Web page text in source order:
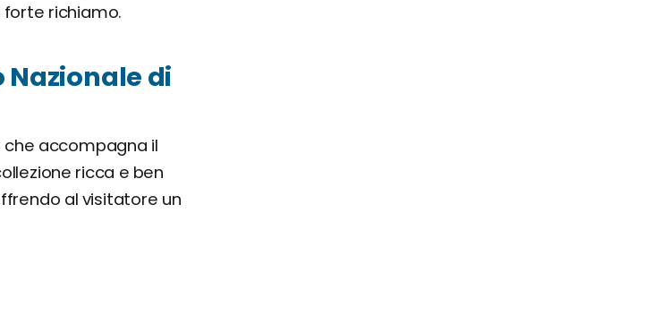
richiamo.
Nazionale di
che accompagna il
ricca e ben
al visitatore un